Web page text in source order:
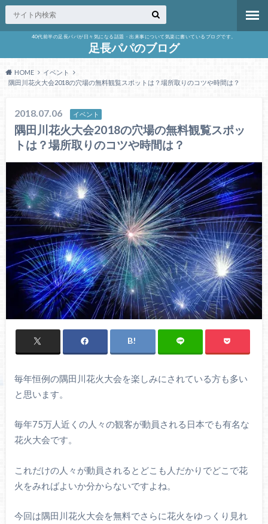
40代前半の足長パパが日々気になる話題・出来事について気楽に書いているブログです。
足長パパのブログ
HOME
イベント
隅田川花火大会2018の穴場の無料観覧スポットは？場所取りのコツや時間は？
2018.07.06 イベント
隅田川花火大会2018の穴場の無料観覧スポッ
トは？場所取りのコツや時間は？
毎年恒例の隅田川花火大会を楽しみにされている方も多い
と思います。
毎年75万人近くの人々の観客が動員される日本でも有名な
花火大会です。
これだけの人々が動員されるとどこも人だかりでどこで花
火をみればよいか分からないですよね。
今回は隅田川花火大会を無料でさらに花火をゆっくり見れ